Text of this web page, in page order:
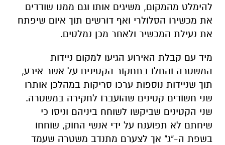
להימלט מהמקום, משיגים אותו וגם ממנו שודדים
את מכשירו הסלולרי ואף דורשים תוך איום שיפתח
את נעילת המכשיר ולאחר מכן נמלטים.
מיד עם קבלת האירוע הגיעו למקום ניידות
המשטרה והחלו בתחקור הקטינים על אשר אירע,
תוך שניידות נוספות ערכו סריקות במהלכן אותרו
שני חשודים קטינים שהועברו לחקירה במשטרה.
שני הקטינים שביקשו לשוחח ביניהם וניסו כי
שיחתם לא תפוענח על ידי אנשי החוק, שוחחו
בשפת ה-"ג" אך לצערם מתנדב משטרה שעמד